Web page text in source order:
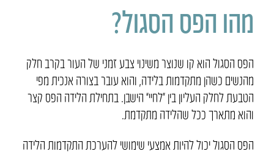
מהו הפס הסגול?
הפס הסגול הוא קו שנוצר משינוי צבע זמני של העור בקרב חלק
מהנשים כשהן מתקדמות בלידה, והוא עובר בצורה אנכית מפי
הטבעת לחלק העליון בין “לחיי” הישבן. בתחילת הלידה הפס קצר
והוא מתארך ככל שהלידה מתקדמת.
הפס הסגול יכול להיות אמצעי שימושי להערכת התקדמות הלידה